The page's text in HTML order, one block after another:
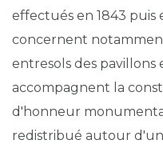
effectués en 1843 puis
concernent
entresols des
accompagnent la
d'honneur
redistribué autour